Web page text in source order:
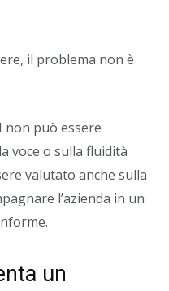
il problema non è
non può essere
voce o sulla fluidità
valutato anche sulla
l’azienda in un
un